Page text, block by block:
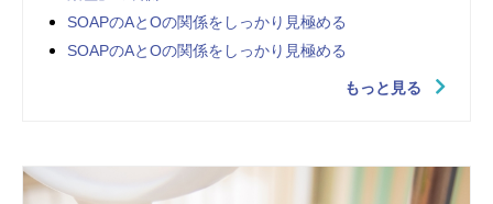
SOAPのAとOの関係をしっかり見極める
SOAPのAとOの関係をしっかり見極める
もっと見る